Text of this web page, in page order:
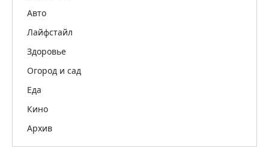
Авто
Лайфстайл
Здоровье
Огород и сад
Еда
Кино
Архив